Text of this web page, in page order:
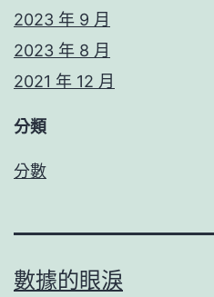
2023 年 9 月
2023 年 8 月
2021 年 12 月
分類
分數
數據的眼淚